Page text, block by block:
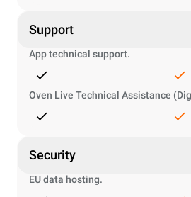
Support
App technical support.
Oven Live Technical Assistance
Security
EU data hosting.